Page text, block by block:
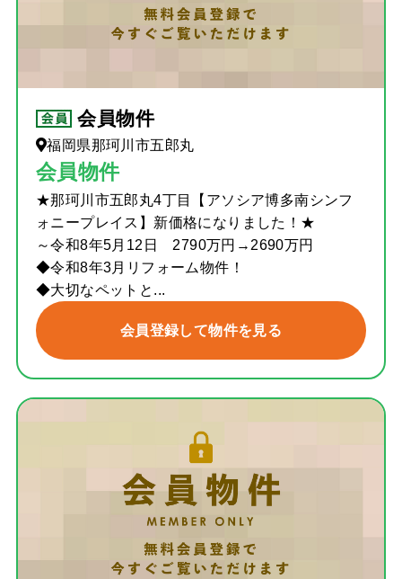
会員物件
福岡県那珂川市五郎丸
会員物件
★那珂川市五郎丸4丁目【アソシア博多南シンフ
ォニープレイス】新価格になりました！★
～令和8年5月12日 2790万円→2690万円
◆令和8年3月リフォーム物件！
◆大切なペットと...
会員登録して物件を見る